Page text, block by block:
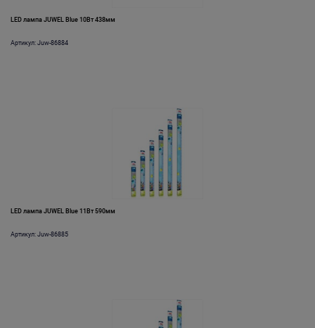
LED лампа JUWEL Blue 10Вт 438мм
Артикул: Juw-86884
LED лампа JUWEL Blue 11Вт 590мм
Артикул: Juw-86885